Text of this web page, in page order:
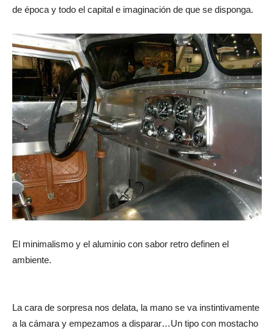
de época y todo el capital e imaginación de que se disponga.
El minimalismo y el aluminio con sabor retro definen el
ambiente.
La cara de sorpresa nos delata, la mano se va instintivamente
a la cámara y empezamos a disparar…Un tipo con mostacho